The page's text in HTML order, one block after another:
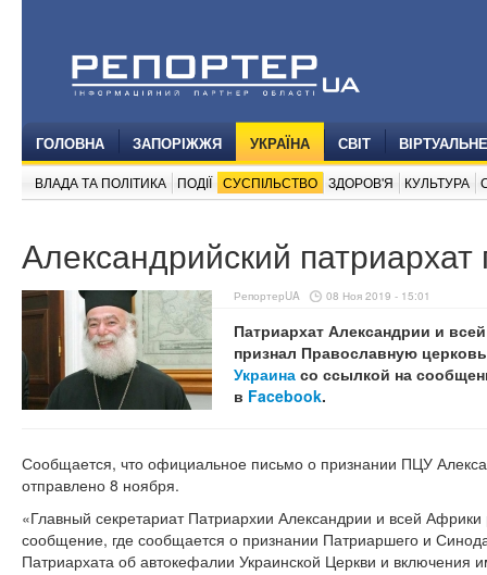
ГОЛОВНА ЗАПОРІЖЖЯ УКРАЇНА СВІТ
ВЛАДА ТА ПОЛІТИКА ПОДІЇ СУСПІЛЬСТВО ЗДОРОВ'Я КУЛЬТУРА
Александрийский
РепортерUA 08 Ноя 2019 - 15:01
Патриархат Александрии и
признал Православную
Украина со ссылкой на
в Facebook.
Сообщается, что официальное письмо о признании ПЦУ
отправлено 8 ноября.
«Главный секретариат Патриархии Александрии и всей
сообщение, где сообщается о признании Патриаршего и
Патриархата об автокефалии Украинской Церкви и включения